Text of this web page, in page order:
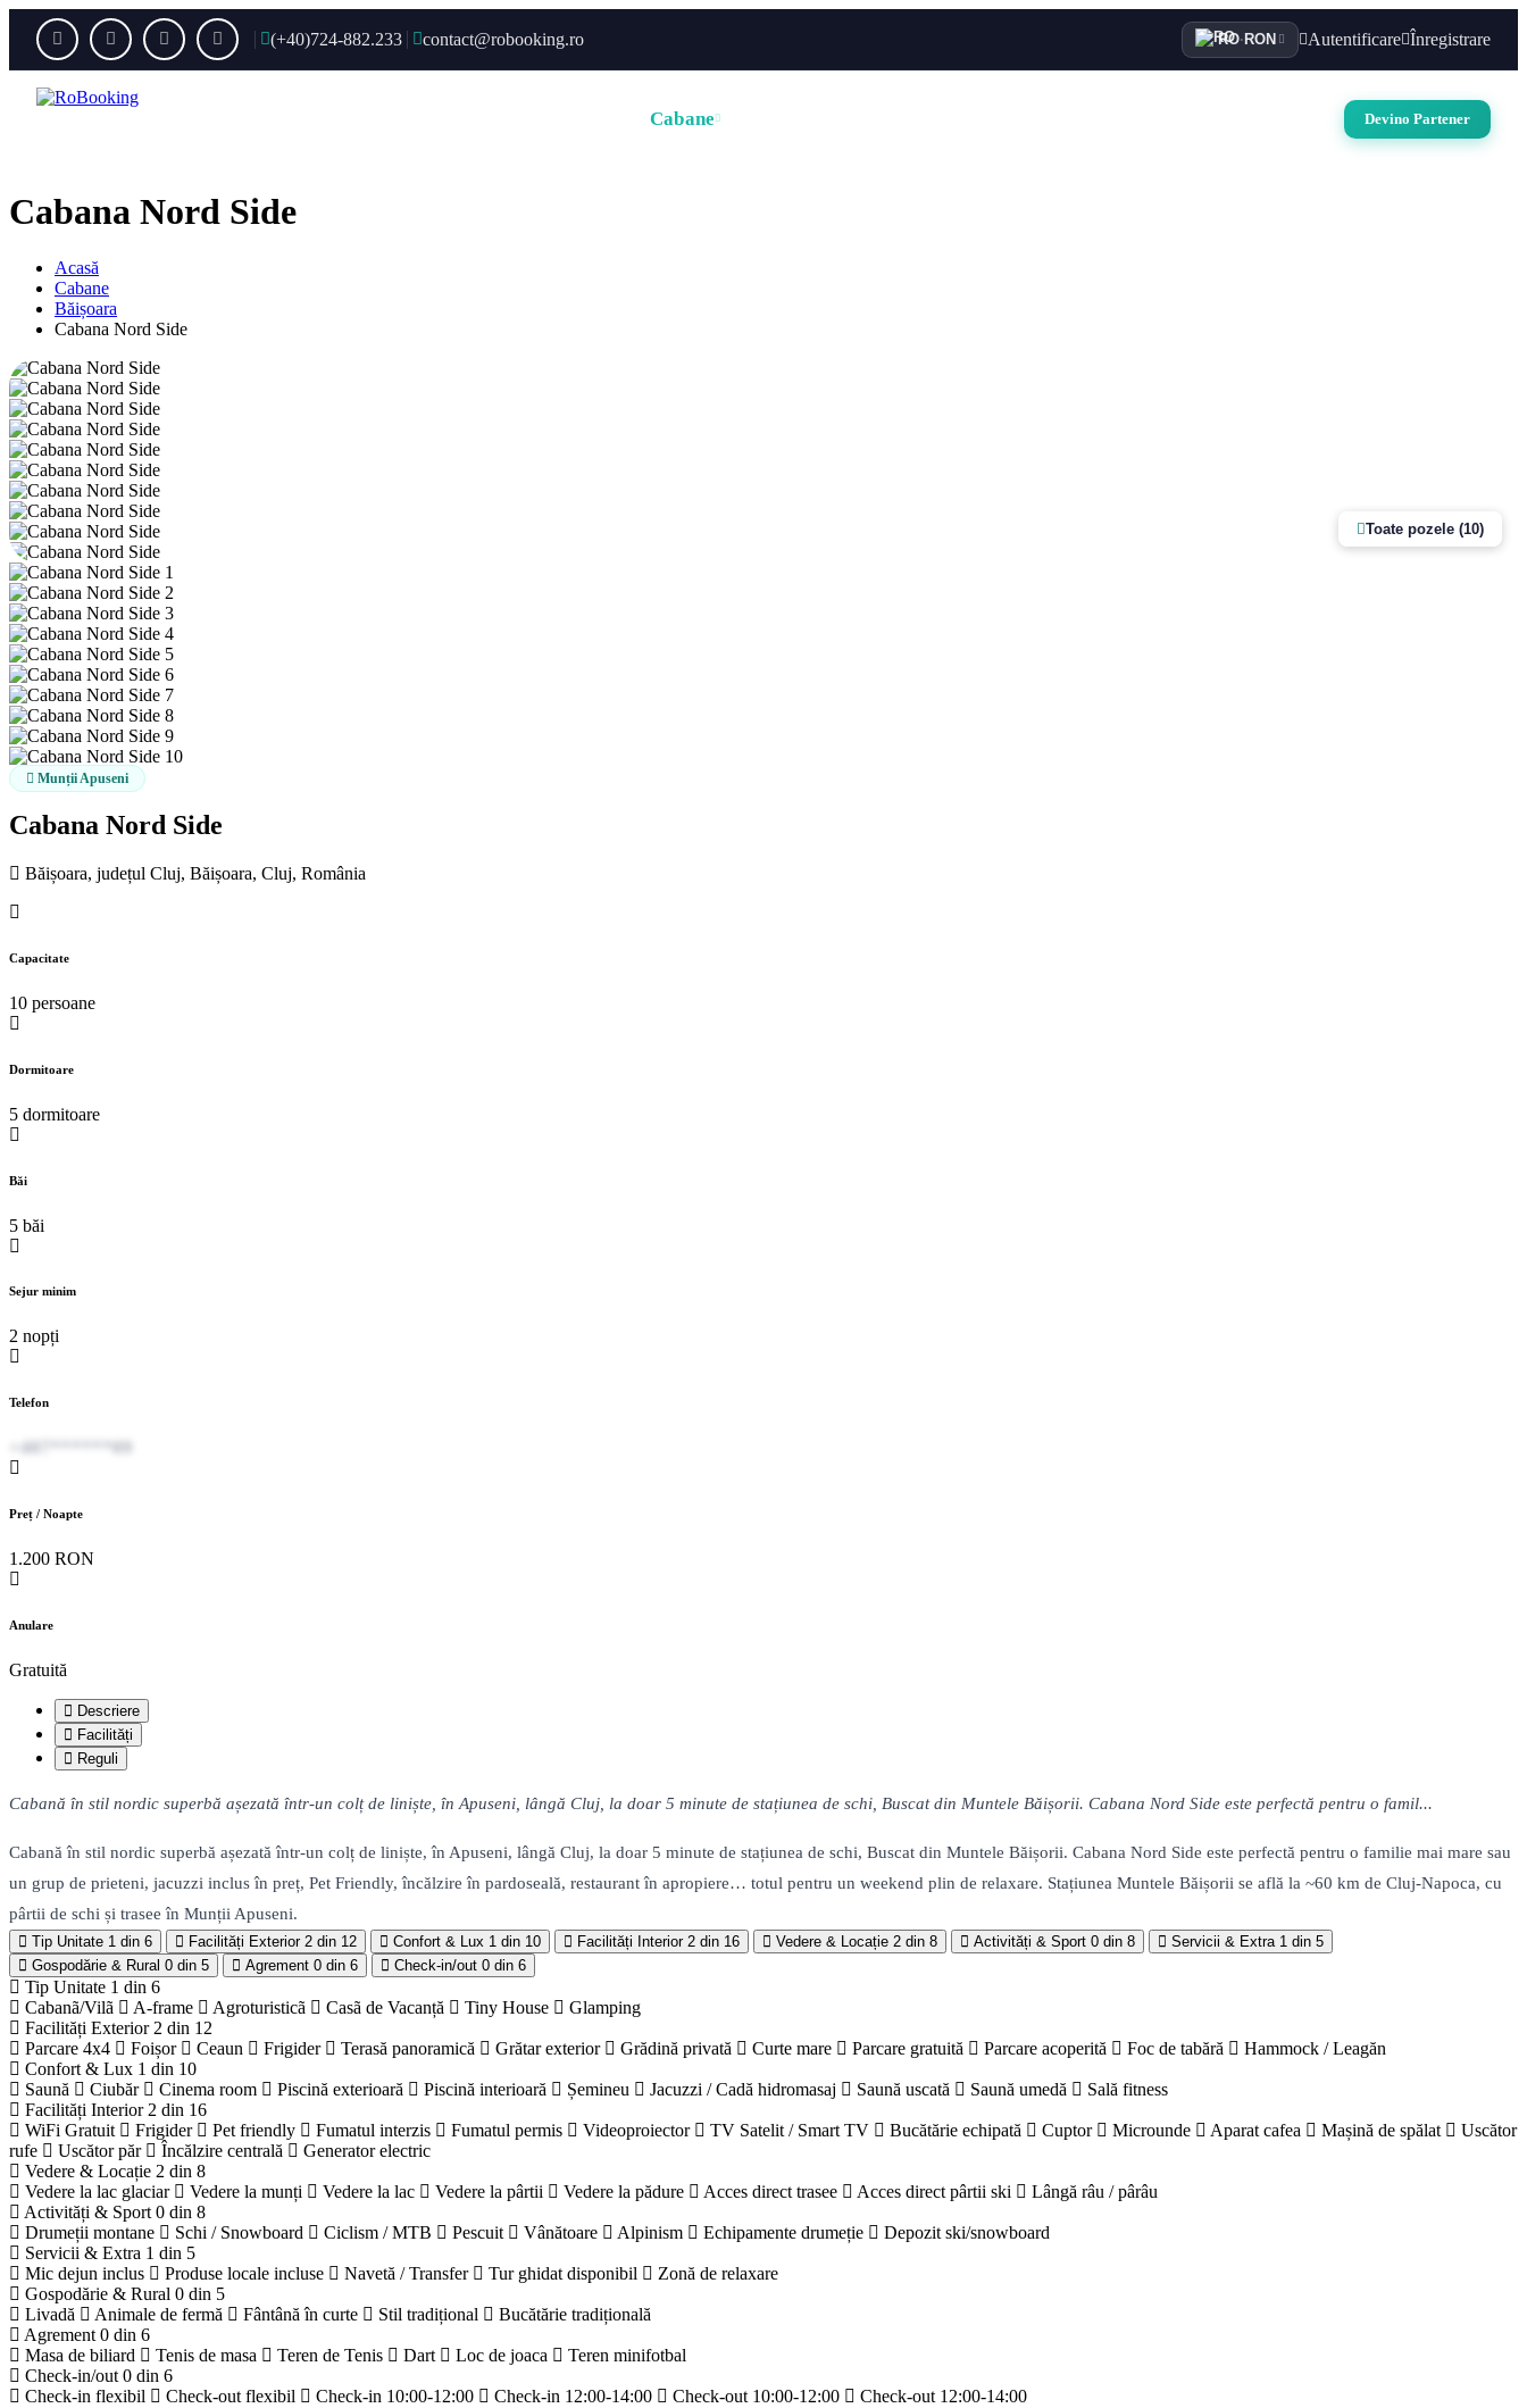
(+40)724-882.233 contact@robooking.ro RO· RON Autentificare Înregistrare
Cabane Devino Partener
Cabana Nord Side
Acasă
Cabane
Băișoara
Cabana Nord Side
Toate pozele (10)
Munții Apuseni
Cabana Nord Side
Băișoara, județul Cluj, Băișoara, Cluj, România
Capacitate
10 persoane
Dormitoare
5 dormitoare
Băi
5 băi
Sejur minim
2 nopți
Telefon
+407******09
Preț / Noapte
1.200 RON
Anulare
Gratuită
Descriere
Facilități
Reguli
Cabană în stil nordic superbă așezată într-un colț de liniște, în Apuseni, lângă Cluj, la doar 5 minute de stațiunea de schi, Buscat din Muntele Băișorii. Cabana Nord Side este perfectă pentru o famil...
Cabană în stil nordic superbă așezată într-un colț de liniște, în Apuseni, lângă Cluj, la doar 5 minute de stațiunea de schi, Buscat din Muntele Băișorii. Cabana Nord Side este perfectă pentru o familie mai mare sau
un grup de prieteni, jacuzzi inclus în preț, Pet Friendly, încălzire în pardoseală, restaurant în apropiere… totul pentru un weekend plin de relaxare. Stațiunea Muntele Băișorii se află la ~60 km de Cluj-Napoca, cu
pârtii de schi și trasee în Munții Apuseni.
Tip Unitate 1 din 6 Facilități Exterior 2 din 12 Confort & Lux 1 din 10 Facilități Interior 2 din 16 Vedere & Locație 2 din 8 Activități & Sport 0 din 8 Servicii & Extra 1 din 5
Gospodărie & Rural 0 din 5 Agrement 0 din 6 Check-in/out 0 din 6
Tip Unitate 1 din 6
Cabanã/Vilã
A-frame Agroturisticã Casã de Vacanță Tiny House
Glamping
Facilități Exterior 2 din 12
Parcare 4x4
Foișor Ceaun Frigider Terasă panoramică Grătar exterior Grădină privată Curte mare Parcare gratuită Parcare acoperită Foc de tabără
Hammock / Leagăn
Confort & Lux 1 din 10
Saună
Ciubăr Cinema room Piscină exterioară Piscină interioară Șemineu Jacuzzi / Cadă hidromasaj Saună uscată Saună umedă
Sală fitness
Facilități Interior 2 din 16
WiFi Gratuit
Frigider Pet friendly Fumatul interzis Fumatul permis Videoproiector TV Satelit / Smart TV Bucătărie echipată Cuptor Microunde Aparat cafea Mașină de spălat
Uscător
rufe
Uscător păr Încălzire centrală
Generator electric
Vedere & Locație 2 din 8
Vedere la lac glaciar
Vedere la munți Vedere la lac Vedere la pârtii Vedere la pădure Acces direct trasee Acces direct pârtii ski
Lângă râu / pârâu
Activități & Sport 0 din 8
Drumeții montane
Schi / Snowboard Ciclism / MTB Pescuit Vânătoare Alpinism Echipamente drumeție
Depozit ski/snowboard
Servicii & Extra 1 din 5
Mic dejun inclus
Produse locale incluse Navetă / Transfer Tur ghidat disponibil
Zonă de relaxare
Gospodărie & Rural 0 din 5
Livadă
Animale de fermă Fântână în curte Stil tradițional
Bucătărie tradițională
Agrement 0 din 6
Masa de biliard
Tenis de masa Teren de Tenis Dart Loc de joaca
Teren minifotbal
Check-in/out 0 din 6
Check-in flexibil
Check-out flexibil Check-in 10:00-12:00 Check-in 12:00-14:00 Check-out 10:00-12:00
Check-out 12:00-14:00